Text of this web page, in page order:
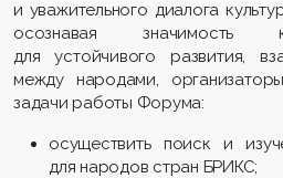
и уважительного диалога
осознавая значимость
для устойчивого развития,
между народами,
задачи работы Форума:
осуществить поиск и
для народов стран БРИКС;